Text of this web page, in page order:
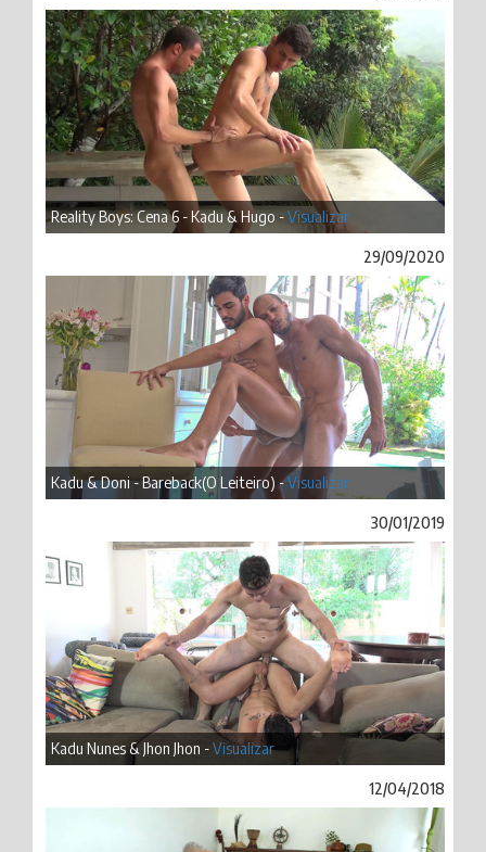
Reality Boys: Cena 6 - Kadu & Hugo -Visualizar
29/09/2020
Kadu & Doni - Bareback(O Leiteiro) -Visualizar
30/01/2019
Kadu Nunes & Jhon Jhon -Visualizar
12/04/2018